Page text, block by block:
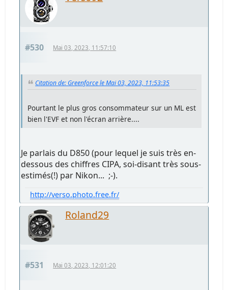
#530 Mai 03, 2023, 11:57:10
Citation de: Greenforce le Mai 03, 2023, 11:53:35
Pourtant le plus gros consommateur sur un ML est
bien l'EVF et non l'écran arrière....
Je parlais du D850 (pour lequel je suis très en-
dessous des chiffres CIPA, soi-disant très sous-
estimés(!) par Nikon... ;-).
http://verso.photo.free.fr/
Roland29
#531 Mai 03, 2023, 12:01:20